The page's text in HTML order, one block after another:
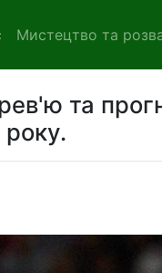
Мистецтво та
та
року.